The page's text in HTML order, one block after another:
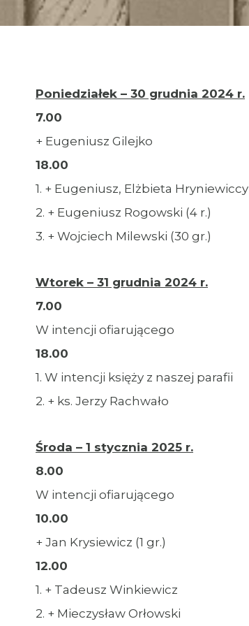
Poniedziałek – 30 grudnia 2024 r.
7.00
+ Eugeniusz Gilejko
18.00
1. + Eugeniusz, Elżbieta Hryniewiccy
2. + Eugeniusz Rogowski (4 r.)
3. + Wojciech Milewski (30 gr.)
Wtorek – 31 grudnia 2024 r.
7.00
W intencji ofiarującego
18.00
1. W intencji księży z naszej parafii
2. + ks. Jerzy Rachwało
Środa – 1 stycznia 2025 r.
8.00
W intencji ofiarującego
10.00
+ Jan Krysiewicz (1 gr.)
12.00
1. + Tadeusz Winkiewicz
2. + Mieczysław Orłowski